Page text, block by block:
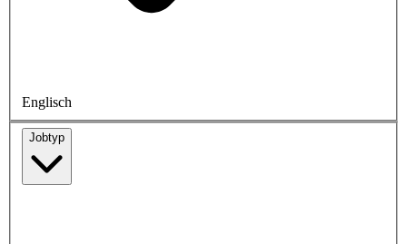
Englisch
Jobtyp